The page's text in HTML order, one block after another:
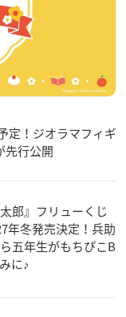
定！ジオラマフィギ
先行公開
郎』フリューくじ
年冬発売決定！兵助
五年生がもちぴこB
に♪